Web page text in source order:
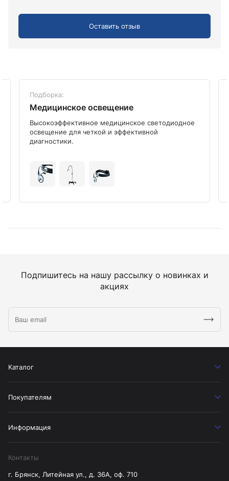
Оставить отзыв
Подборка:
Медицинское освещение
Высокоэффективное медицинское светодиодное
освещение для четкой и эффективной
диагностики.
Подпишитесь на нашу рассылку о новинках и
акциях
Каталог
Покупателям
Информация
Контакты
г. Брянск, Литейная ул., д. 36А, оф. 710